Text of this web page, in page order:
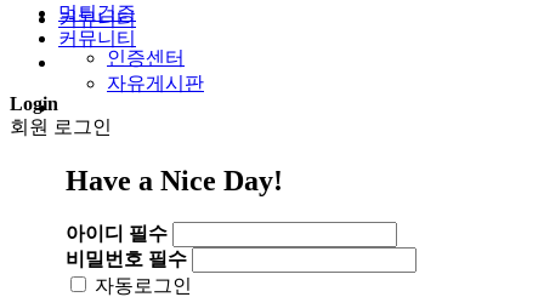
커뮤니티
인증센터
자유게시판
먹튀검증
커뮤니티
Login
회원 로그인
Have a Nice Day!
아이디 필수
비밀번호 필수
자동로그인